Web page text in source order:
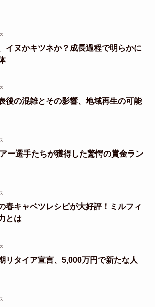
イヌかキツネか？成長過程で明らかに
後の混雑とその影響、地域再生の可能
ー選手たちが獲得した驚愕の賞金ラン
春キャベツレシピが大好評！ミルフィ
とは
リタイア宣言、5,000万円で新たな人